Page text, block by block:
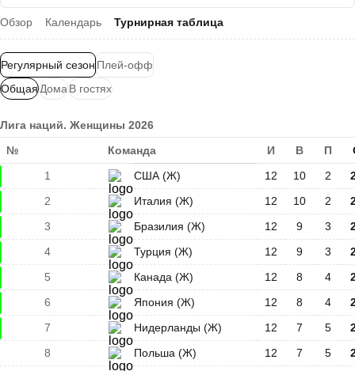
Обзор Календарь Турнирная таблица
Регулярный сезон Плей-офф
ОбщаяДома В гостях
Лига наций. Женщины 2026
№ Команда И В П
1
США (Ж) 12 10 2
2
Италия (Ж) 12 10 2
3
Бразилия (Ж) 12 9 3
4
Турция (Ж) 12 9 3
5
Канада (Ж) 12 8 4
6
Япония (Ж) 12 8 4
7
Нидерланды (Ж) 12 7 5
8
Польша (Ж) 12 7 5